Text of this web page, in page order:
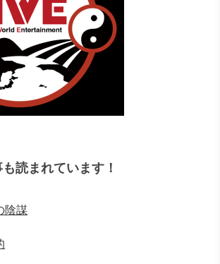
読まれています！
陰謀